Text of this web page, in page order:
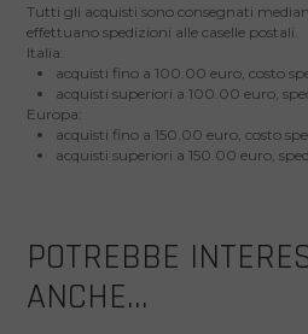
Tutti gli acquisti sono consegnati
effettuano spedizioni alle caselle postali.
Italia:
acquisti fino a 100.00 euro, costo
acquisti superiori a 100.00 euro,
Europa:
acquisti fino a 150.00 euro, costo
acquisti superiori a 150.00 euro,
POTREBBE
ANCHE...